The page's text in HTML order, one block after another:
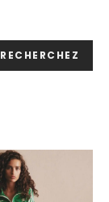
RECHERCHEZ